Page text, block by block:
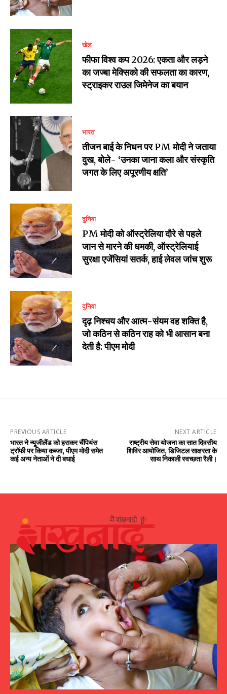
खेल
फीफा विश्व कप 2026: एकता और लड़ने
का जज्बा मेक्सिको की सफलता का कारण,
स्ट्राइकर राउल जिमेनेज का बयान
भारत
तीजन बाई के निधन पर PM मोदी ने जताया
दुख, बोले- ‘उनका जाना कला और संस्कृति
जगत के लिए अपूरणीय क्षति’
दुनिया
PM मोदी को ऑस्ट्रेलिया दौरे से पहले
जान से मारने की धमकी, ऑस्ट्रेलियाई
सुरक्षा एजेंसियां सतर्क, हाई लेवल जांच शुरू
दुनिया
दृढ़ निश्चय और आत्म-संयम वह शक्ति है,
जो कठिन से कठिन राह को भी आसान बना
देती है: पीएम मोदी
PREVIOUS ARTICLE
भारत ने न्यूजीलैंड को हराकर चैंपियंस
ट्रॉफी पर किया कब्जा, पीएम मोदी समेत
कई अन्य नेताओं ने दी बधाई
NEXT ARTICLE
राष्ट्रीय सेवा योजना का सात दिवसीय
शिविर आयोजित, डिजिटल साक्षरता के
साथ निकाली स्वच्छता रैली।